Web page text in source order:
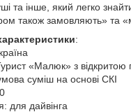
та інше, який легко
також замовляють» та
:
«Малюк» з відкритою
суміш на основі СКІ
для дайвінга